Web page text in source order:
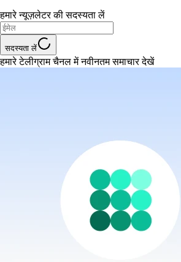
हमारे न्यूज़लेटर की सदस्यता लें
सदस्यता लें
हमारे टेलीग्राम चैनल में नवीनतम समाचार देखें